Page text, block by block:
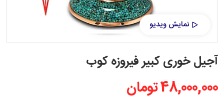
نمایش ویدیو
آجیل خوری کبیر فیروزه کوب
48,000,000 تومان